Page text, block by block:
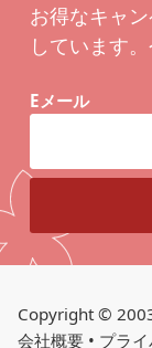
お得なキャ
しています
Eメール
Copyright ©
会社概要 • プラ